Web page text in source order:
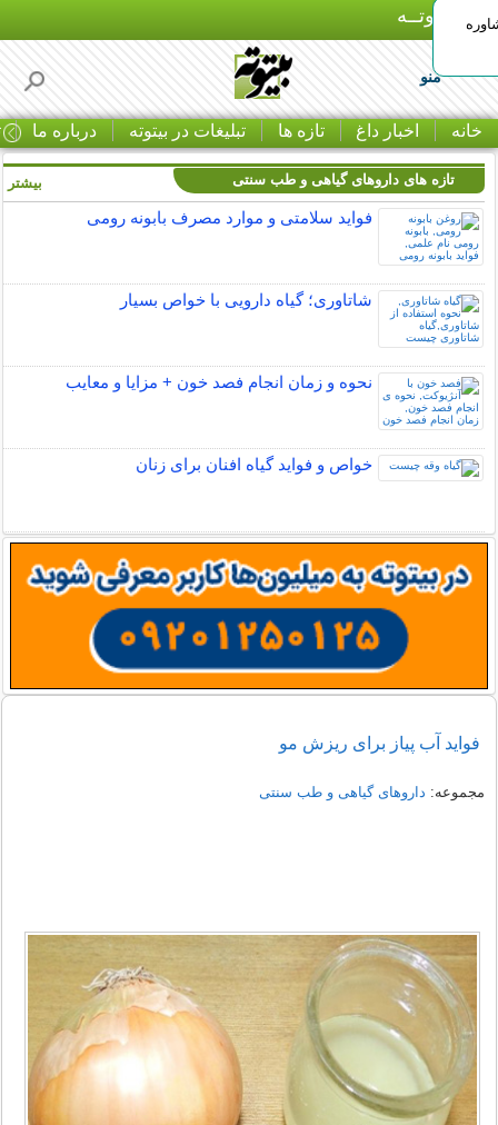
بـیتوتــه
منو
خانه اخبار داغ تازه ها تبلیغات در بیتوته درباره ما
تازه های داروهای گیاهی و طب سنتی
فواید سلامتی و موارد مصرف بابونه رومی
شاتاوری؛ گیاه دارویی با خواص بسیار
نحوه و زمان انجام فصد خون + مزایا و معایب
خواص و فواید گیاه افنان برای زنان
بیشتر
فواید آب پیاز برای ریزش مو
مجموعه: داروهای گیاهی و طب سنتی